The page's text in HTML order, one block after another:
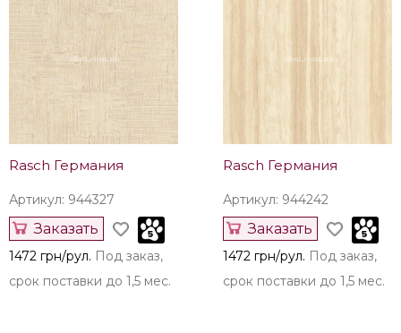
Rasch Германия
Артикул: 944327
Заказать
1472 грн/рул. Под заказ,
срок поставки до 1,5 мес.
Rasch Германия
Артикул: 944242
Заказать
1472 грн/рул. Под заказ,
срок поставки до 1,5 мес.